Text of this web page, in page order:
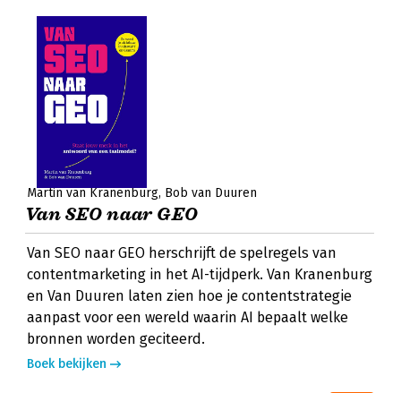
Martin van Kranenburg Bob van Duuren
Van SEO naar GEO
Van SEO naar GEO herschrijft de spelregels van
contentmarketing in het AI-tijdperk. Van Kranenburg
en Van Duuren laten zien hoe je contentstrategie
aanpast voor een wereld waarin AI bepaalt welke
bronnen worden geciteerd.
Boek bekijken